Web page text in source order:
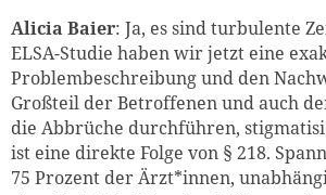
Alicia Baier: Ja, es sind turbulente
ELSA-Studie haben wir jetzt eine
Problembeschreibung und den
Großteil der Betroffenen und auch
die Abbrüche durchführen,
ist eine direkte Folge von § 218.
75 Prozent der Ärzt*innen,